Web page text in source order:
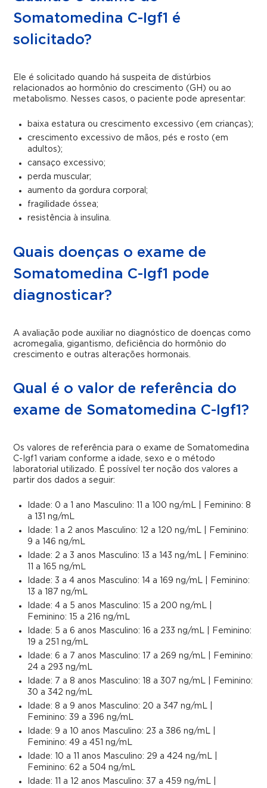
Somatomedina C-Igf1 é
solicitado?
Ele é solicitado quando há suspeita de distúrbios
relacionados ao hormônio do crescimento (GH) ou ao
metabolismo. Nesses casos, o paciente pode apresentar:
baixa estatura ou crescimento excessivo (em crianças);
crescimento excessivo de mãos, pés e rosto (em
adultos);
cansaço excessivo;
perda muscular;
aumento da gordura corporal;
fragilidade óssea;
resistência à insulina.
Quais doenças o exame de
Somatomedina C-Igf1 pode
diagnosticar?
A avaliação pode auxiliar no diagnóstico de doenças como
acromegalia, gigantismo, deficiência do hormônio do
crescimento e outras alterações hormonais.
Qual é o valor de referência do
exame de Somatomedina C-Igf1?
Os valores de referência para o exame de Somatomedina
C-Igf1 variam conforme a idade, sexo e o método
laboratorial utilizado. É possível ter noção dos valores a
partir dos dados a seguir:
Idade: 0 a 1 ano Masculino: 11 a 100 ng/mL | Feminino: 8
a 131 ng/mL
Idade: 1 a 2 anos Masculino: 12 a 120 ng/mL | Feminino:
9 a 146 ng/mL
Idade: 2 a 3 anos Masculino: 13 a 143 ng/mL | Feminino:
11 a 165 ng/mL
Idade: 3 a 4 anos Masculino: 14 a 169 ng/mL | Feminino:
13 a 187 ng/mL
Idade: 4 a 5 anos Masculino: 15 a 200 ng/mL |
Feminino: 15 a 216 ng/mL
Idade: 5 a 6 anos Masculino: 16 a 233 ng/mL | Feminino:
19 a 251 ng/mL
Idade: 6 a 7 anos Masculino: 17 a 269 ng/mL | Feminino:
24 a 293 ng/mL
Idade: 7 a 8 anos Masculino: 18 a 307 ng/mL | Feminino:
30 a 342 ng/mL
Idade: 8 a 9 anos Masculino: 20 a 347 ng/mL |
Feminino: 39 a 396 ng/mL
Idade: 9 a 10 anos Masculino: 23 a 386 ng/mL |
Feminino: 49 a 451 ng/mL
Idade: 10 a 11 anos Masculino: 29 a 424 ng/mL |
Feminino: 62 a 504 ng/mL
Idade: 11 a 12 anos Masculino: 37 a 459 ng/mL |